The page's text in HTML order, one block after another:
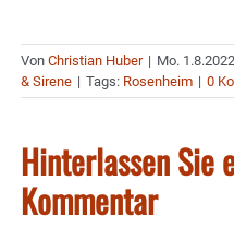
Von Christian Huber | Mo.
& Sirene | Tags: Rosenheim | 0
Hinterlassen Sie
Kommentar